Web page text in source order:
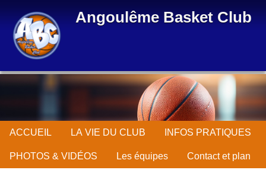
Angoulême Basket Club
ACCUEIL LA VIE DU CLUB INFOS PRATIQUES
PHOTOS & VIDÉOS Les équipes Contact et plan